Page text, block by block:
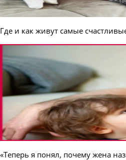
Где и как живут самые
«Теперь я понял, почему жена